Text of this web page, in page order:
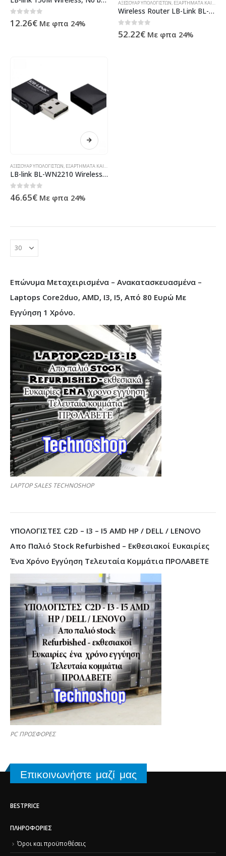
0 out of 5
12.26€ Με φπα 24%
ΑΞΕΣΟΥΆΡ ΥΠΟΛΟΓΙΣΤΏΝ, ΕΞΑΡΤΉΜΑΤΑ ΚΑΙ ΔΊΚΤΥΑ
Wireless Router LB-Link BL-WR1000 150Mbps 5dBi με 1 εξωτερική κεραία – 19030
0out of 5
52.22€ Με φπα 24%
ΑΞΕΣΟΥΆΡ ΥΠΟΛΟΓΙΣΤΏΝ, ΕΞΑΡΤΉΜΑΤΑ ΚΑΙ ΔΊΚΤΥΑ
LB-link BL-WN2210 Wireless USB Προσαρμογέας,- 19025
0out of 5
46.65€ Με φπα 24%
Επώνυμα Μεταχειρισμένα – Ανακατασκευασμένα –
Laptops Core2duo, AMD, I3, I5, Από 80 Ευρώ Με
Εγγύηση 1 Χρόνο.
LAPTOP SALES TECHNOSHOP
ΥΠΟΛΟΓΙΣΤΕΣ C2D – I3 – I5 AMD HP / DELL / LENOVO
Απο Παλιό Stock Refurbished – Εκθεσιακοί Ευκαιρίες
Ένα Χρόνο Εγγύηση Τελευταία Κομμάτια ΠΡΟΛΑΒΕΤΕ
PC ΠΡΟΣΦΟΡΕΣ
Επικοινωνήστε μαζί μας
BESTPRICE
ΠΛΗΡΟΦΟΡΊΕΣ
Όροι και προϋποθέσεις